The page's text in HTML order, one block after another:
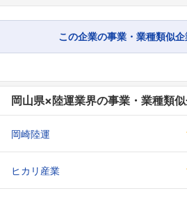
この企業の事業・業種類似
岡山県×陸運業界の事業・業種類
岡崎陸運
ヒカリ産業